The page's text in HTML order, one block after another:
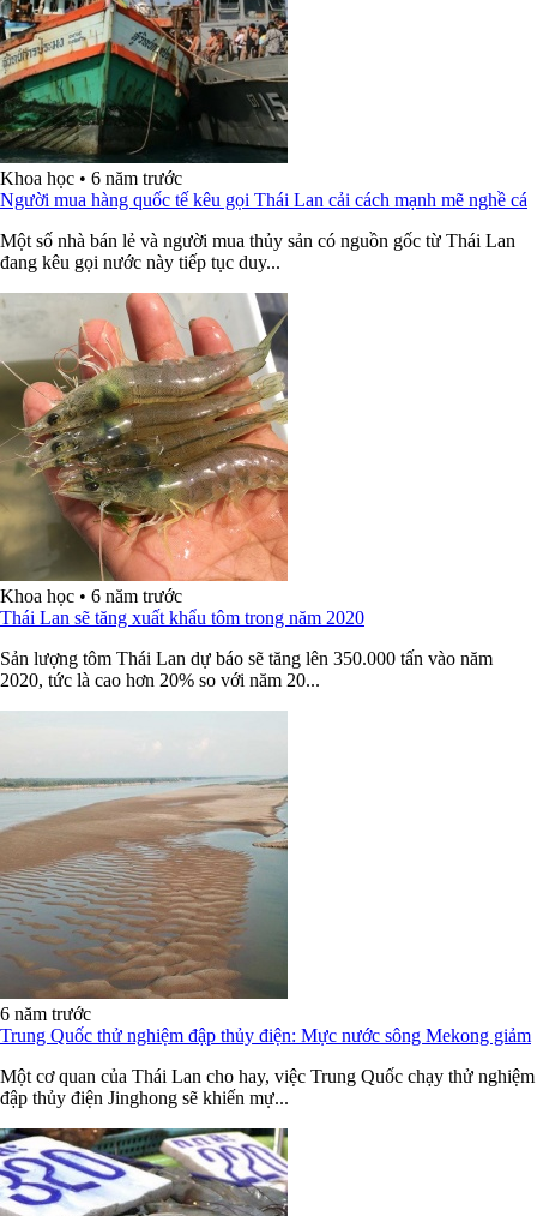
Khoa học • 6 năm trước
Người mua hàng quốc tế kêu gọi Thái Lan cải cách mạnh mẽ nghề cá
Một số nhà bán lẻ và người mua thủy sản có nguồn gốc từ Thái Lan
đang kêu gọi nước này tiếp tục duy...
Khoa học • 6 năm trước
Thái Lan sẽ tăng xuất khẩu tôm trong năm 2020
Sản lượng tôm Thái Lan dự báo sẽ tăng lên 350.000 tấn vào năm
2020, tức là cao hơn 20% so với năm 20...
6 năm trước
Trung Quốc thử nghiệm đập thủy điện: Mực nước sông Mekong giảm
Một cơ quan của Thái Lan cho hay, việc Trung Quốc chạy thử nghiệm
đập thủy điện Jinghong sẽ khiến mự...